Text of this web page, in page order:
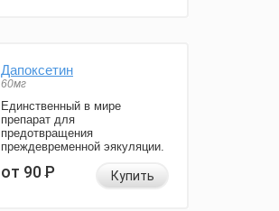
Дапоксетин
60мг
Единственный в мире
препарат для
предотвращения
преждевременной эякуляции.
от 90Р Купить